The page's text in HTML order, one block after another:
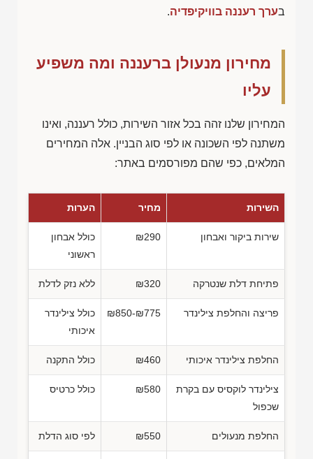
בערך רעננה בוויקיפדיה.
מחירון מנעולן ברעננה ומה משפיע
עליו
המחירון שלנו זהה בכל אזור השירות, כולל רעננה, ואינו
משתנה לפי השכונה או לפי סוג הבניין. אלה המחירים
המלאים, כפי שהם מפורסמים באתר:
השירות מחיר הערות
שירות ביקור ואבחון ₪290
כולל אבחון
ראשוני
פתיחת דלת שנטרקה ₪320 ללא נזק לדלת
פריצה והחלפת צילינדר ₪850-₪775
כולל צילינדר
איכותי
החלפת צילינדר איכותי ₪460 כולל התקנה
צילינדר לוקסיס עם בקרת
שכפול
₪580 כולל כרטיס
החלפת מנעולים ₪550 לפי סוג הדלת